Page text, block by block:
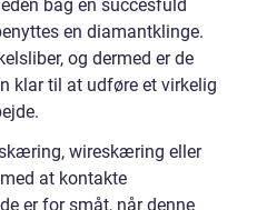
bag en succesfuld
en diamantklinge.
og dermed er de
klar til at udføre et virkelig
wireskæring eller
at kontakte
er for småt, når denne